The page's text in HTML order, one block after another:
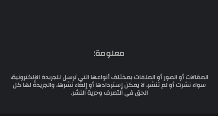
معلومة:
المقالات أو الصور أو الملفات بمختلف أنواعها التي ترسل للجريدة الإلكترونية،
سواء نشرت أو لم تنشر، لا يمكن إستردادها أو إلغاء نشرها، والجريدة لها كل
الحق في التصرف وحرية النشر.